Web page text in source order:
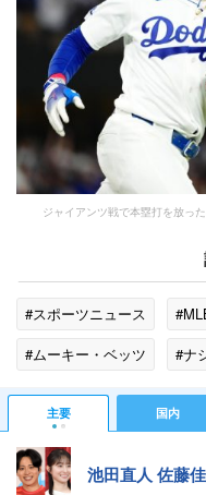
ジャイアンツ戦で本塁打を放っ
#スポーツニュース
#ムーキー・ベッツ
#ナ
#大谷翔平
#ジャイアン
主要 国内
池田直人 佐藤